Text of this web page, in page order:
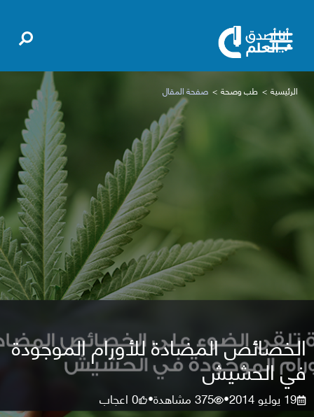
الرئيسية طب وصحة صفحة المقال
الخصائص المضادة للأورام الموجودة
في الحشيش
19 يوليو 2014 •
375مشاهدة•
0اعجاب